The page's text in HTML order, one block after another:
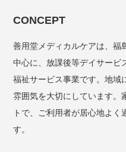
CONCEPT
善用堂メディカルケアは、福
中心に、放課後等デイサービ
福祉サービス事業です。地域
雰囲気を大切にしています。
トで、ご利用者が居心地よく
す。